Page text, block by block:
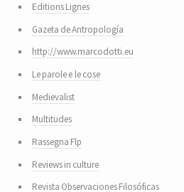
Editions Lignes
Gazeta de Antropología
http://www.marcodotti.eu
Le parole e le cose
Medievalist
Multitudes
Rassegna Flp
Reviews in culture
Revista Observaciones Filosóficas